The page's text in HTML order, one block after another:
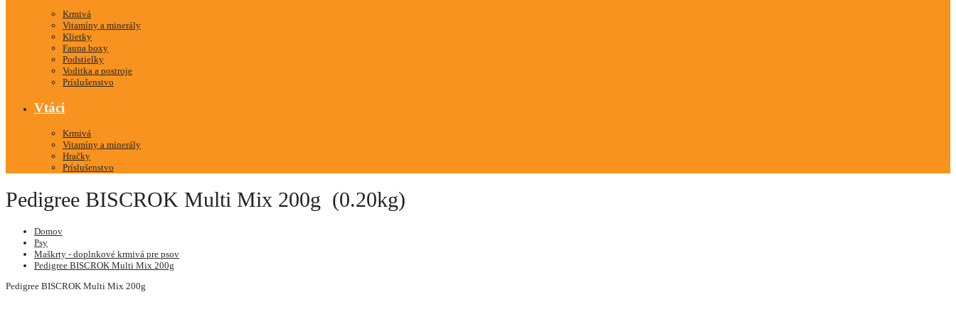
Krmivá
Vitamíny a minerály
Klietky
Fauna boxy
Podstielky
Voditka a postroje
Príslušenstvo
Vtáci
Krmivá
Vitamíny a minerály
Hračky
Príslušenstvo
Pedigree BISCROK Multi Mix 200g (0.20kg)
Domov
Psy
Maškrty - doplnkové krmivá pre psov
Pedigree BISCROK Multi Mix 200g
Pedigree BISCROK Multi Mix 200g